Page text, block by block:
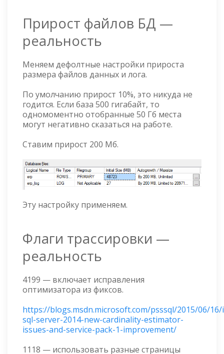
Прирост файлов БД —
реальность
Меняем дефолтные настройки прироста
размера файлов данных и лога.
По умолчанию прирост 10%, это никуда не
годится. Если база 500 гигабайт, то
одномоментно отобранные 50 Гб места
могут негативно сказаться на работе.
Ставим прирост 200 Мб.
Эту настройку применяем.
Флаги трассировки —
реальность
4199 — включает исправления
оптимизатора из фиксов.
https://blogs.msdn.microsoft.com/psssql/2015/06/
sql-server-2014-new-cardinality-estimator-
issues-and-service-pack-1-improvement/
1118 — использовать разные страницы